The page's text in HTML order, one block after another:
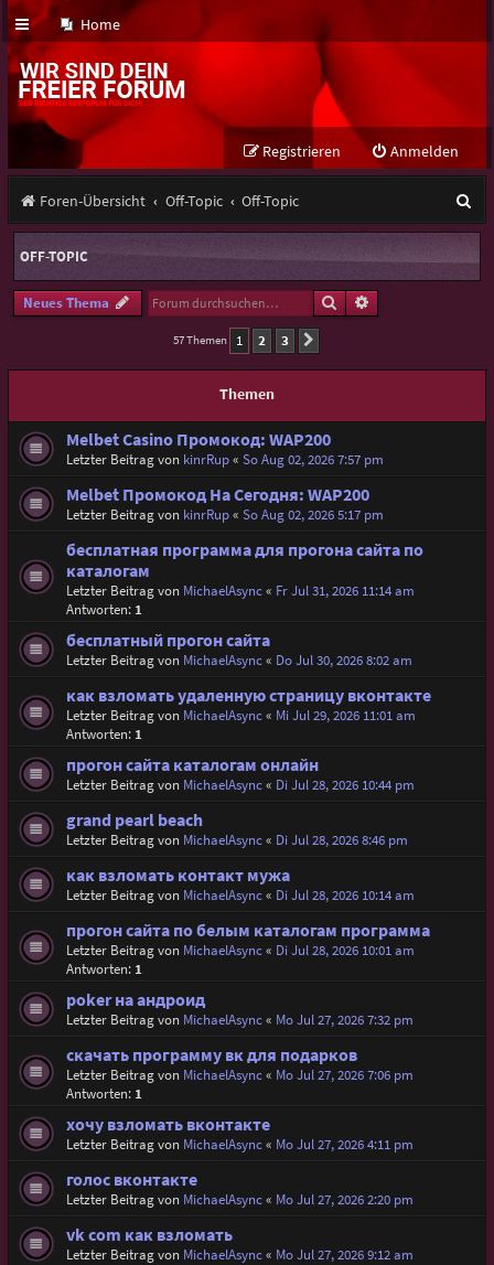
Home
Anmelden
Registrieren
Foren-Übersicht Off-Topic Off-Topic
u
c
OFF-TOPIC
Neues Thema SucheErweiterte Suche
57 Themen 1 2 3
Themen
Melbet Casino Промокод: WAP200
Letzter Beitrag von kinrRup« So Aug 02, 2026 7:57 pm
Melbet Промокод На Сегодня: WAP200
Letzter Beitrag von kinrRup« So Aug 02, 2026 5:17 pm
бесплатная программа для прогона сайта по
каталогам
Letzter Beitrag von MichaelAsync« Fr Jul 31, 2026 11:14 am
Antworten: 1
бесплатный прогон сайта
Letzter Beitrag von MichaelAsync« Do Jul 30, 2026 8:02 am
как взломать удаленную страницу вконтакте
Letzter Beitrag von MichaelAsync« Mi Jul 29, 2026 11:01 am
Antworten: 1
прогон сайта каталогам онлайн
Letzter Beitrag von MichaelAsync« Di Jul 28, 2026 10:44 pm
grand pearl beach
Letzter Beitrag von MichaelAsync« Di Jul 28, 2026 8:46 pm
как взломать контакт мужа
Letzter Beitrag von MichaelAsync« Di Jul 28, 2026 10:14 am
прогон сайта по белым каталогам программа
Letzter Beitrag von MichaelAsync« Di Jul 28, 2026 10:01 am
Antworten: 1
poker на андроид
Letzter Beitrag von MichaelAsync« Mo Jul 27, 2026 7:32 pm
скачать программу вк для подарков
Letzter Beitrag von MichaelAsync« Mo Jul 27, 2026 7:06 pm
Antworten: 1
хочу взломать вконтакте
Letzter Beitrag von MichaelAsync« Mo Jul 27, 2026 4:11 pm
голос вконтакте
Letzter Beitrag von MichaelAsync« Mo Jul 27, 2026 2:20 pm
vk com как взломать
Letzter Beitrag von MichaelAsync« Mo Jul 27, 2026 9:12 am